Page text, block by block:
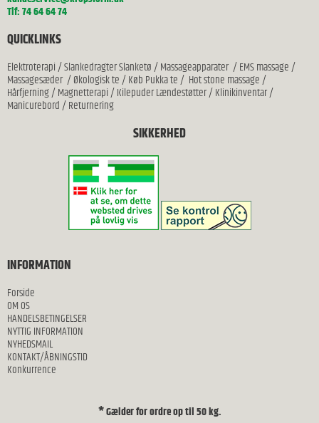
Tlf: 74 64 64 74
QUICKLINKS
Elektroterapi/Slankedragter Slanketø/Massageapparater/EMS massage/
Massagesæder/Økologisk te/Køb Pukka te/ Hot stone massage/
Hårfjerning/Magnetterapi/Kilepuder Lændestøtter/Klinikinventar/
Manicurebord/Returnering
SIKKERHED
INFORMATION
Forside
OM OS
HANDELSBETINGELSER
NYTTIG INFORMATION
NYHEDSMAIL
KONTAKT/ÅBNINGSTID
Konkurrence
* Gælder for ordre op til 50 kg.